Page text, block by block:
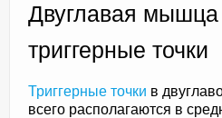
Двуглавая мышца
триггерные точки
Триггерные точки в
всего располагаются в